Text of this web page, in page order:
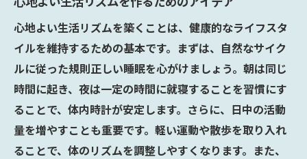
心地よい生活リズムを築くことは、健康的なライフスタ
イルを維持するための基本です。まずは、自然なサイク
ルに従った規則正しい睡眠を心がけましょう。朝は同じ
時間に起き、夜は一定の時間に就寝することを習慣にす
ることで、体内時計が安定します。さらに、日中の活動
量を増やすことも重要です。軽い運動や散歩を取り入れ
ることで、体のリズムを調整しやすくなります。また、